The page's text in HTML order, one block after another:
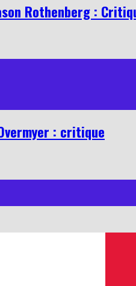
Rothenberg :
: critique